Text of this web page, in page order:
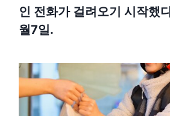
인 전화가 걸려오기 시작했
월7일.